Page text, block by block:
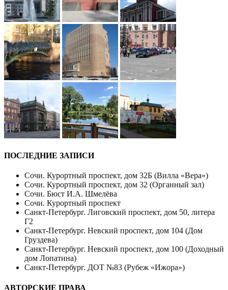
ПОСЛЕДНИЕ ЗАПИСИ
Сочи. Курортный проспект, дом 32Б (Вилла «Вера»)
Сочи. Курортный проспект, дом 32 (Органный зал)
Сочи. Бюст И.А. Шмелёва
Сочи. Курортный проспект
Санкт-Петербург. Лиговский проспект, дом 50, литера
Г2
Санкт-Петербург. Невский проспект, дом 104 (Дом
Груздева)
Санкт-Петербург. Невский проспект, дом 100 (Доходный
дом Лопатина)
Санкт-Петербург. ДОТ №83 (Рубеж «Ижора»)
АВТОРСКИЕ ПРАВА